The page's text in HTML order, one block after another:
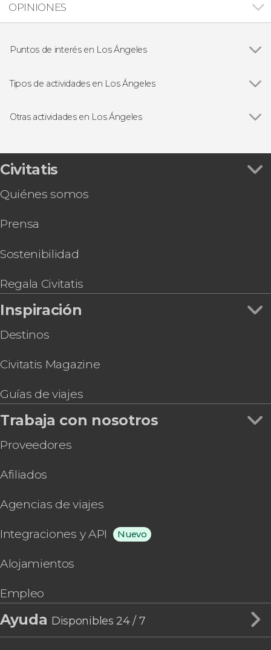
OPINIONES
Puntos de interés en Los Ángeles
Universal Studios Hollywood
Tipos de actividades en Los Ángeles
Entradas
Deportivos
Conducción de coches
Otras actividades en Los Ángeles
Senderismo hasta el cartel de Hollywood
Tour por el SoFi Stadium
Visita guiada al Observatorio Griffith
Richard Nixon
Visita guiada por el Teatro Dolby
Entrada al Academy Museum of Motion
Pictures
Civitatis
Quiénes somos
Prensa
Sostenibilidad
Regala Civitatis
Inspiración
Destinos
Civitatis Magazine
Guías de viajes
Trabaja con nosotros
Proveedores
Afiliados
Agencias de viajes
Integraciones y API Nuevo
Alojamientos
Empleo
Ayuda Disponibles 24 / 7